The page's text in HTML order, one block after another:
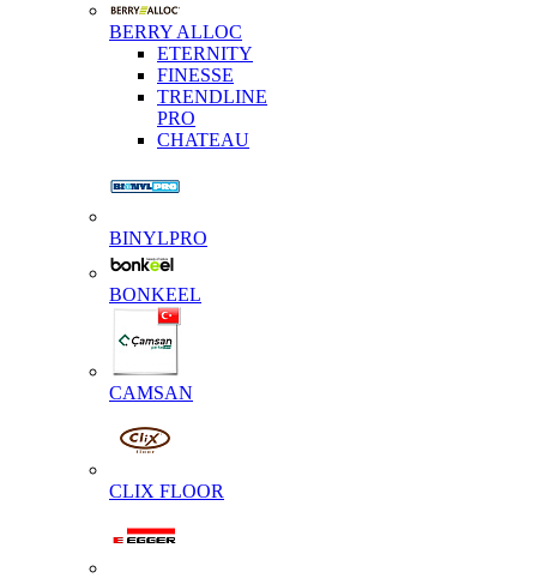
BERRY ALLOC
ETERNITY
FINESSE
TRENDLINE
PRO
CHATEAU
BINYLPRO
BONKEEL
CAMSAN
CLIX FLOOR